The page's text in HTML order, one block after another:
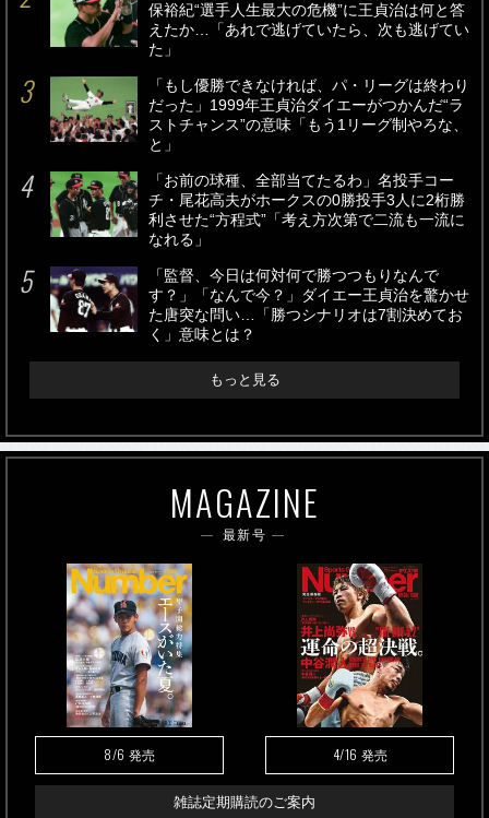
保裕紀“選手人生最大の危機”に王貞治は何と答
えたか…「あれで逃げていたら、次も逃げてい
た」
「もし優勝できなければ、パ・リーグは終わり
だった」1999年王貞治ダイエーがつかんだ“ラ
ストチャンス”の意味「もう1リーグ制やろな、
と」
「お前の球種、全部当てたるわ」名投手コー
チ・尾花高夫がホークスの0勝投手3人に2桁勝
利させた“方程式”「考え方次第で二流も一流に
なれる」
「監督、今日は何対何で勝つつもりなんで
す？」「なんで今？」ダイエー王貞治を驚かせ
た唐突な問い…「勝つシナリオは7割決めてお
く」意味とは？
もっと見る
MAGAZINE
最新号
8/6 発売 4/16 発売
雑誌定期購読のご案内